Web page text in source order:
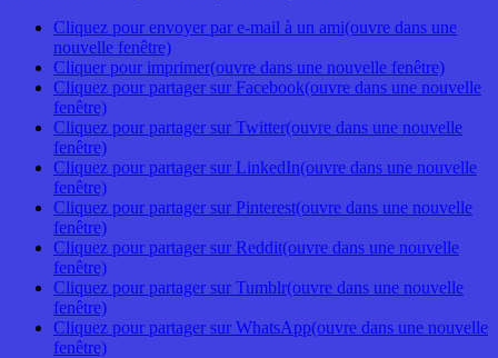
Cliquez pour envoyer par e-mail à un ami(ouvre dans une
nouvelle fenêtre)
Cliquer pour imprimer(ouvre dans une nouvelle fenêtre)
Cliquez pour partager sur Facebook(ouvre dans une nouvelle
fenêtre)
Cliquez pour partager sur Twitter(ouvre dans une nouvelle
fenêtre)
Cliquez pour partager sur LinkedIn(ouvre dans une nouvelle
fenêtre)
Cliquez pour partager sur Pinterest(ouvre dans une nouvelle
fenêtre)
Cliquez pour partager sur Reddit(ouvre dans une nouvelle
fenêtre)
Cliquez pour partager sur Tumblr(ouvre dans une nouvelle
fenêtre)
Cliquez pour partager sur WhatsApp(ouvre dans une nouvelle
fenêtre)